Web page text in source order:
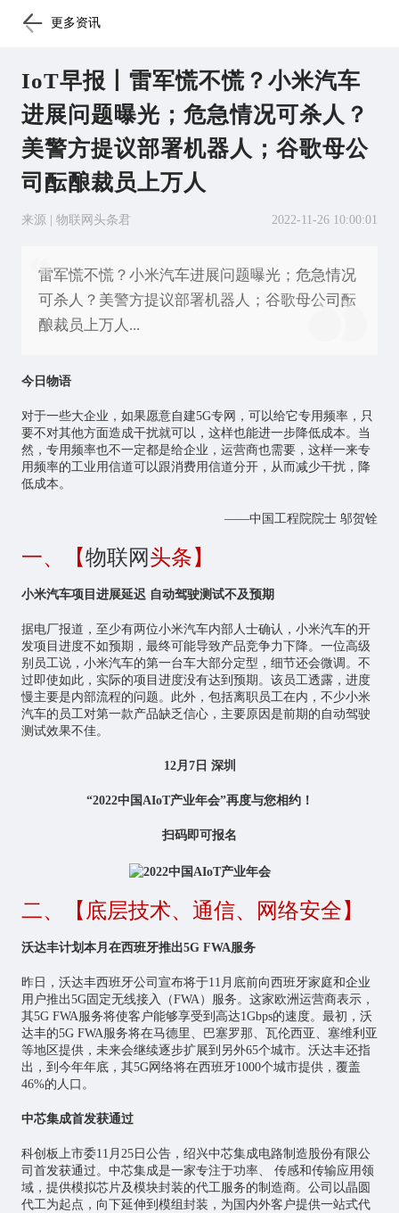
更多资讯
IoT早报丨雷军慌不慌？小米汽车
进展问题曝光；危急情况可杀人？
美警方提议部署机器人；谷歌母公
司酝酿裁员上万人
来源 | 物联网头条君 2022-11-26 10:00:01
雷军慌不慌？小米汽车进展问题曝光；危急情况
可杀人？美警方提议部署机器人；谷歌母公司酝
酿裁员上万人...
今日物语
对于一些大企业，如果愿意自建5G专网，可以给它专用频率，只
要不对其他方面造成干扰就可以，这样也能进一步降低成本。当
然，专用频率也不一定都是给企业，运营商也需要，这样一来专
用频率的工业用信道可以跟消费用信道分开，从而减少干扰，降
低成本。
——中国工程院院士 邬贺铨
一、【物联网头条】
小米汽车项目进展延迟 自动驾驶测试不及预期
据电厂报道，至少有两位小米汽车内部人士确认，小米汽车的开
发项目进度不如预期，最终可能导致产品竞争力下降。一位高级
别员工说，小米汽车的第一台车大部分定型，细节还会微调。不
过即使如此，实际的项目进度没有达到预期。该员工透露，进度
慢主要是内部流程的问题。此外，包括离职员工在内，不少小米
汽车的员工对第一款产品缺乏信心，主要原因是前期的自动驾驶
测试效果不佳。
12月7日 深圳
“2022中国AIoT产业年会”再度与您相约！
扫码即可报名
二、【底层技术、通信、网络安全】
沃达丰计划本月在西班牙推出5G FWA服务
昨日，沃达丰西班牙公司宣布将于11月底前向西班牙家庭和企业
用户推出5G固定无线接入（FWA）服务。这家欧洲运营商表示，
其5G FWA服务将使客户能够享受到高达1Gbps的速度。最初，沃
达丰的5G FWA服务将在马德里、巴塞罗那、瓦伦西亚、塞维利亚
等地区提供，未来会继续逐步扩展到另外65个城市。沃达丰还指
出，到今年年底，其5G网络将在西班牙1000个城市提供，覆盖
46%的人口。
中芯集成首发获通过
科创板上市委11月25日公告，绍兴中芯集成电路制造股份有限公
司首发获通过。中芯集成是一家专注于功率、 传感和传输应用领
域，提供模拟芯片及模块封装的代工服务的制造商。公司以晶圆
代工为起点，向下延伸到模组封装，为国内外客户提供一站式代